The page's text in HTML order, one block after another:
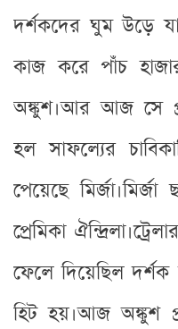
দর্শকদের ঘুম উড়ে
কাজ করে পাঁচ
অঙ্কুশ।আর আজ সে
হল সাফল্যের
পেয়েছে
প্রেমিকা
ফেলে দিয়েছিল
হিট হয়।আজ অঙ্কুশ